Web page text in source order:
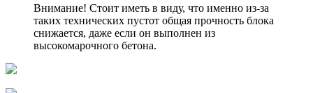
Внимание! Стоит иметь в виду, что именно из-за
таких технических пустот общая прочность блока
снижается, даже если он выполнен из
высокомарочного бетона.